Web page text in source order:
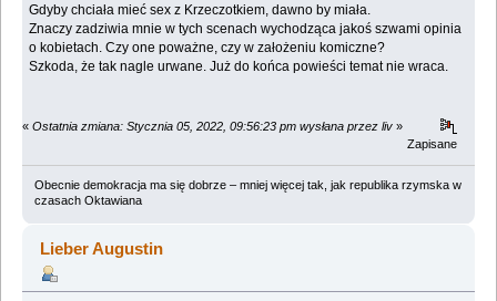
Gdyby chciała mieć sex z Krzeczotkiem, dawno by miała.
Znaczy zadziwia mnie w tych scenach wychodząca jakoś szwami opinia
o kobietach. Czy one poważne, czy w założeniu komiczne?
Szkoda, że tak nagle urwane. Już do końca powieści temat nie wraca.
« Ostatnia zmiana: Stycznia 05, 2022, 09:56:23 pm wysłana przez liv »
Zapisane
Obecnie demokracja ma się dobrze – mniej więcej tak, jak republika rzymska w
czasach Oktawiana
Lieber Augustin